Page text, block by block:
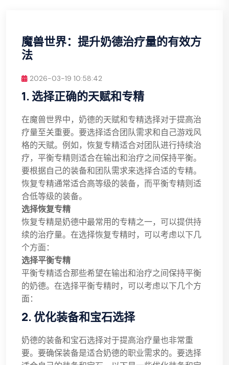
魔兽世界：提升奶德治疗量的有效方
法
2026-03-19 10:58:42
1. 选择正确的天赋和专精
在魔兽世界中，奶德的天赋和专精选择对于提高治
疗量至关重要。要选择适合团队需求和自己游戏风
格的天赋。例如，恢复专精适合对团队进行持续治
疗，平衡专精则适合在输出和治疗之间保持平衡。
要根据自己的装备和团队需求来选择合适的专精。
恢复专精通常适合高等级的装备，而平衡专精则适
合低等级的装备。
选择恢复专精
恢复专精是奶德中最常用的专精之一，可以提供持
续的治疗量。在选择恢复专精时，可以考虑以下几
个方面：
选择平衡专精
平衡专精适合那些希望在输出和治疗之间保持平衡
的奶德。在选择平衡专精时，可以考虑以下几个方
面：
2. 优化装备和宝石选择
奶德的装备和宝石选择对于提高治疗量也非常重
要。要确保装备是适合奶德的职业需求的。要选择